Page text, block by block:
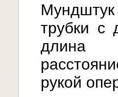
Мундштук
трубки с
длина
рукой